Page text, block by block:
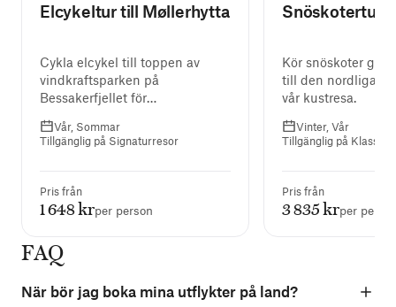
Elcykeltur till Møllerhytta
Cykla elcykel till toppen av
vindkraftsparken på
Bessakerfjellet för
Vår, Sommar
Tillgänglig på Signaturresor
Pris från
1 648 krper person
Snöskotertur i
Kör snöskoter
till den
vår kustresa.
Vinter, Vår
Tillgänglig på
Pris från
3 835 krper
FAQ
När bör jag boka mina utflykter på land?